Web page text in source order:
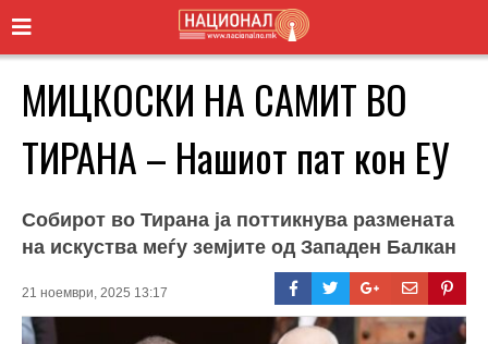
МИЦКОСКИ НА САМИТ ВО
ТИРАНА – Нашиот пат кон ЕУ
Собирот во Тирана ја поттикнува размената
на искуства меѓу земјите од Западен Балкан
21 ноември, 2025 13:17